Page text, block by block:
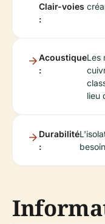
Clair-voies
:
Acoustique
:
Les
lieu
Durabilité
: